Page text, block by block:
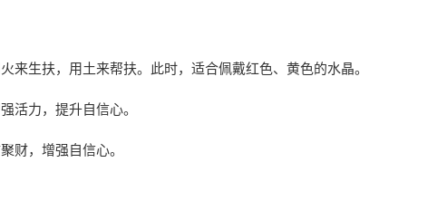
来生扶，用土来帮扶。此时，适合佩戴红色、黄色的水晶。
活力，提升自信心。
财，增强自信心。